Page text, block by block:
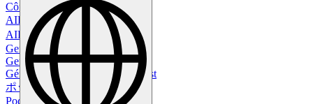
Công Cụ Tạo Trích Dẫn AIP
AIP 引用生成器
AIP 引文生成器
Generador de Citas para Podcast
Gerador de Citação de Podcast
Générateur de citations de podcast
ポッドキャスト引用生成器
Podcast-Zitiergenerator